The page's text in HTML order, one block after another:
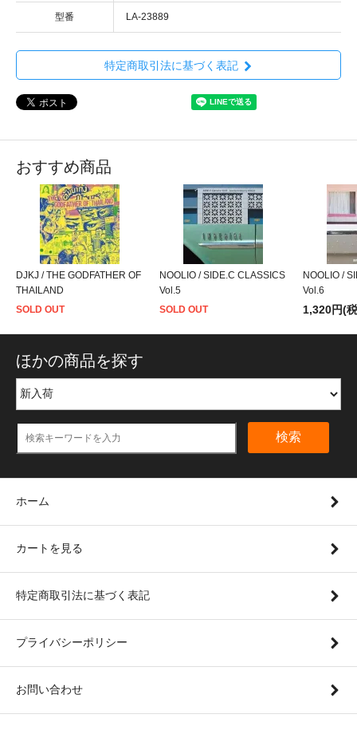
型番 LA-23889
特定商取引法に基づく表記
おすすめ商品
DJKJ / THE GODFATHER OF
THAILAND
SOLD OUT
NOOLIO / SIDE.C CLASSICS
Vol.5
SOLD OUT
NOOLIO /
Vol.6
1,320円(
ほかの商品を探す
検索
ホーム
カートを見る
特定商取引法に基づく表記
プライバシーポリシー
お問い合わせ